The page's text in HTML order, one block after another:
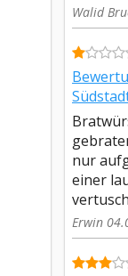
Walid
nur
einer
Erwin